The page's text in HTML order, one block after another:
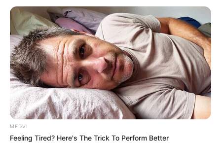
MEDVI
Feeling Tired? Here's The Trick To Perform Better